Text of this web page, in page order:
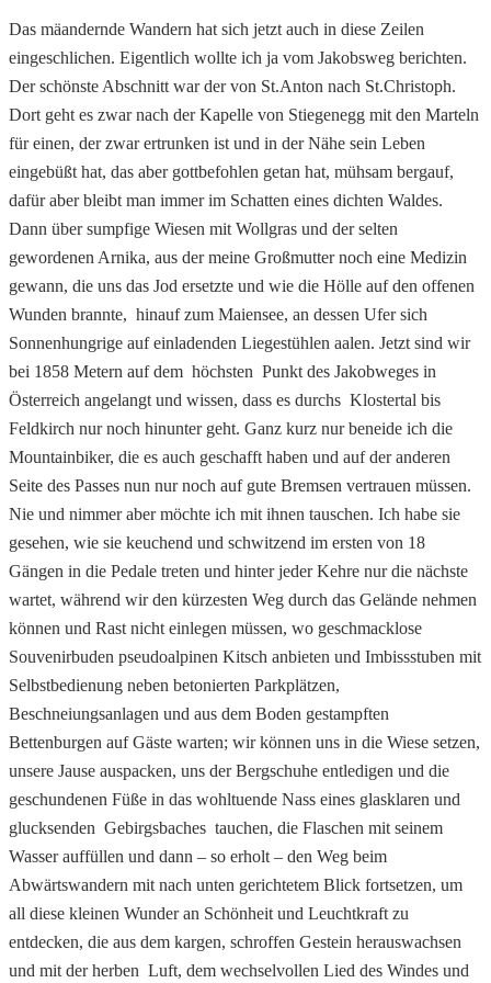
Das mäandernde Wandern hat sich jetzt auch in diese Zeilen
eingeschlichen. Eigentlich wollte ich ja vom Jakobsweg berichten.
Der schönste Abschnitt war der von St.Anton nach St.Christoph.
Dort geht es zwar nach der Kapelle von Stiegenegg mit den Marteln
für einen, der zwar ertrunken ist und in der Nähe sein Leben
eingebüßt hat, das aber gottbefohlen getan hat, mühsam bergauf,
dafür aber bleibt man immer im Schatten eines dichten Waldes.
Dann über sumpfige Wiesen mit Wollgras und der selten
gewordenen Arnika, aus der meine Großmutter noch eine Medizin
gewann, die uns das Jod ersetzte und wie die Hölle auf den offenen
Wunden brannte, hinauf zum Maiensee, an dessen Ufer sich
Sonnenhungrige auf einladenden Liegestühlen aalen. Jetzt sind wir
bei 1858 Metern auf dem höchsten Punkt des Jakobweges in
Österreich angelangt und wissen, dass es durchs Klostertal bis
Feldkirch nur noch hinunter geht. Ganz kurz nur beneide ich die
Mountainbiker, die es auch geschafft haben und auf der anderen
Seite des Passes nun nur noch auf gute Bremsen vertrauen müssen.
Nie und nimmer aber möchte ich mit ihnen tauschen. Ich habe sie
gesehen, wie sie keuchend und schwitzend im ersten von 18
Gängen in die Pedale treten und hinter jeder Kehre nur die nächste
wartet, während wir den kürzesten Weg durch das Gelände nehmen
können und Rast nicht einlegen müssen, wo geschmacklose
Souvenirbuden pseudoalpinen Kitsch anbieten und Imbissstuben mit
Selbstbedienung neben betonierten Parkplätzen,
Beschneiungsanlagen und aus dem Boden gestampften
Bettenburgen auf Gäste warten; wir können uns in die Wiese setzen,
unsere Jause auspacken, uns der Bergschuhe entledigen und die
geschundenen Füße in das wohltuende Nass eines glasklaren und
glucksenden Gebirgsbaches tauchen, die Flaschen mit seinem
Wasser auffüllen und dann – so erholt – den Weg beim
Abwärtswandern mit nach unten gerichtetem Blick fortsetzen, um
all diese kleinen Wunder an Schönheit und Leuchtkraft zu
entdecken, die aus dem kargen, schroffen Gestein herauswachsen
und mit der herben Luft, dem wechselvollen Lied des Windes und